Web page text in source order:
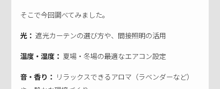
そこで今回調べてみました。
光： 遮光カーテンの選び方や、間接照明の活用
温度・湿度： 夏場・冬場の最適なエアコン設定
音・香り： リラックスできるアロマ（ラベンダーなど）